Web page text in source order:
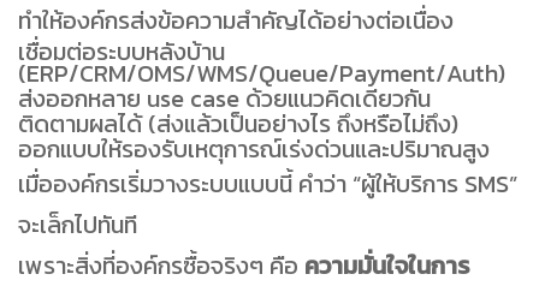
ทำให้องค์กรส่งข้อความสำคัญได้อย่างต่อเนื่อง
เชื่อมต่อระบบหลังบ้าน
(ERP/CRM/OMS/WMS/Queue/Payment/Auth)
ส่งออกหลาย use case ด้วยแนวคิดเดียวกัน
ติดตามผลได้ (ส่งแล้วเป็นอย่างไร ถึงหรือไม่ถึง)
ออกแบบให้รองรับเหตุการณ์เร่งด่วนและปริมาณสูง
เมื่อองค์กรเริ่มวางระบบแบบนี้ คำว่า “ผู้ให้บริการ SMS”
จะเล็กไปทันที
เพราะสิ่งที่องค์กรซื้อจริงๆ คือ ความมั่นใจในการ